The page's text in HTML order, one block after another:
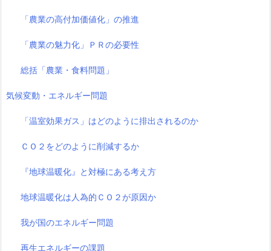
「農業の高付加価値化」の推進
「農業の魅力化」ＰＲの必要性
総括「農業・食料問題」
気候変動・エネルギー問題
「温室効果ガス」はどのように排出されるのか
ＣＯ２をどのように削減するか
『地球温暖化』と対極にある考え方
地球温暖化は人為的ＣＯ２が原因か
我が国のエネルギー問題
再生エネルギーの課題